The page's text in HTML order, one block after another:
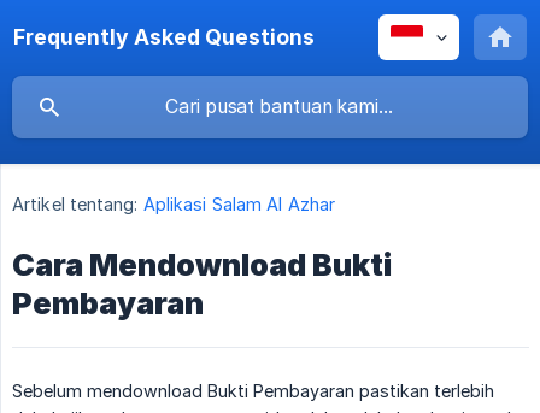
Frequently Asked Questions
Artikel tentang: Aplikasi Salam Al Azhar
Cara Mendownload Bukti
Pembayaran
Sebelum mendownload Bukti Pembayaran pastikan terlebih